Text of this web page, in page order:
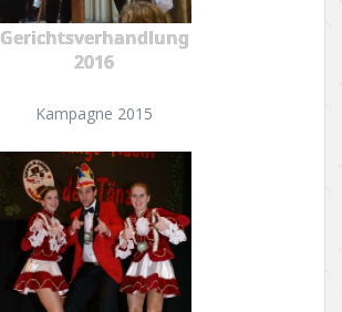
Gerichtsverhandlung
2016
Kampagne 2015